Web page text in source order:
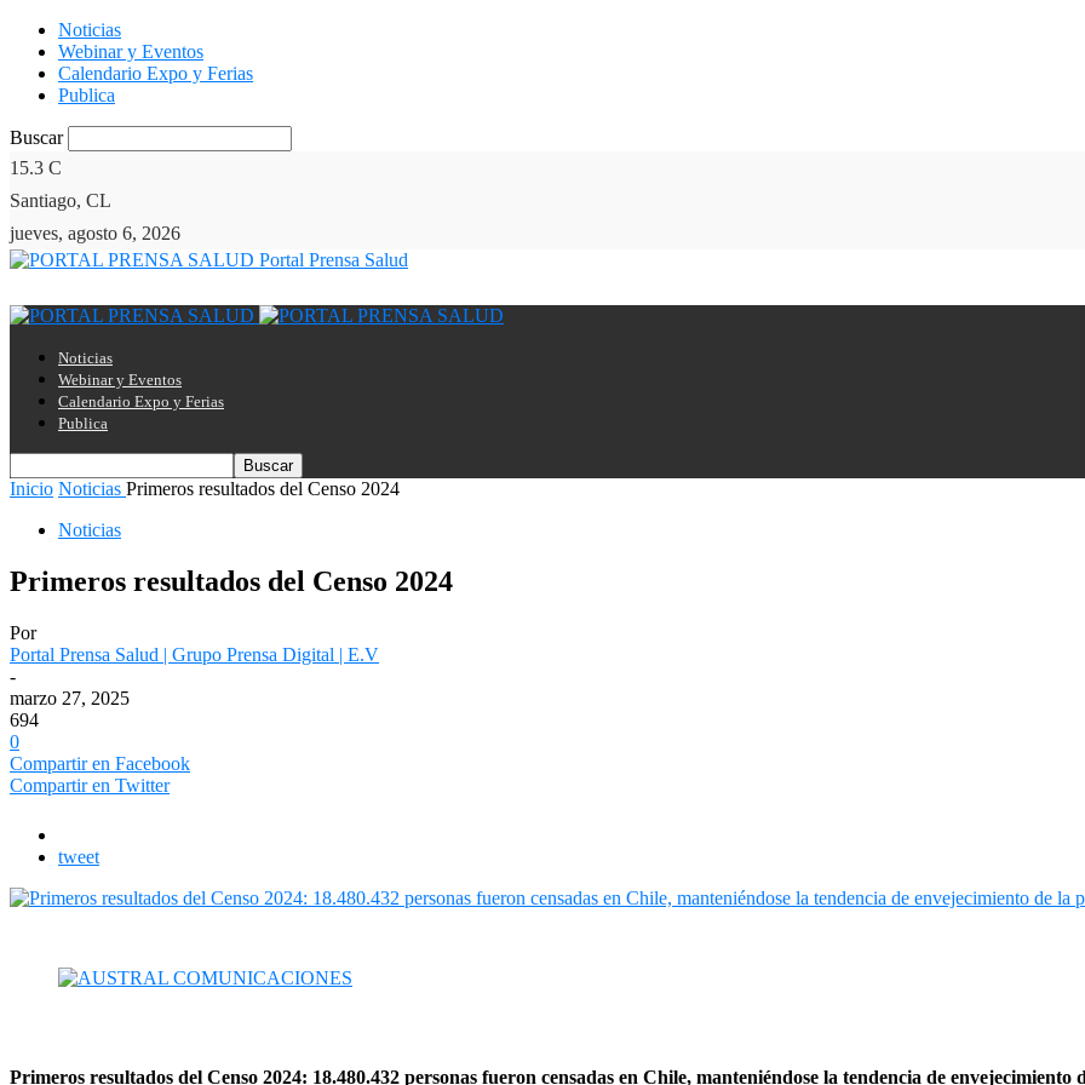
Noticias
Webinar y Eventos
Calendario Expo y Ferias
Publica
Buscar
15.3 C
Santiago, CL
jueves, agosto 6, 2026
Portal Prensa Salud
Noticias
Webinar y Eventos
Calendario Expo y Ferias
Publica
Inicio Noticias Primeros resultados del Censo 2024
Noticias
Primeros resultados del Censo 2024
Por
Portal Prensa Salud | Grupo Prensa Digital | E.V
-
marzo 27, 2025
694
0
Compartir en Facebook
Compartir en Twitter
tweet
Primeros resultados del Censo 2024: 18.480.432 personas fueron censadas en Chile, manteniéndose la tendencia de envejecimiento